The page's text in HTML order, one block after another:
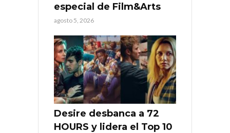
especial de Film&Arts
agosto 5, 2026
Desire desbanca a 72
HOURS y lidera el Top 10